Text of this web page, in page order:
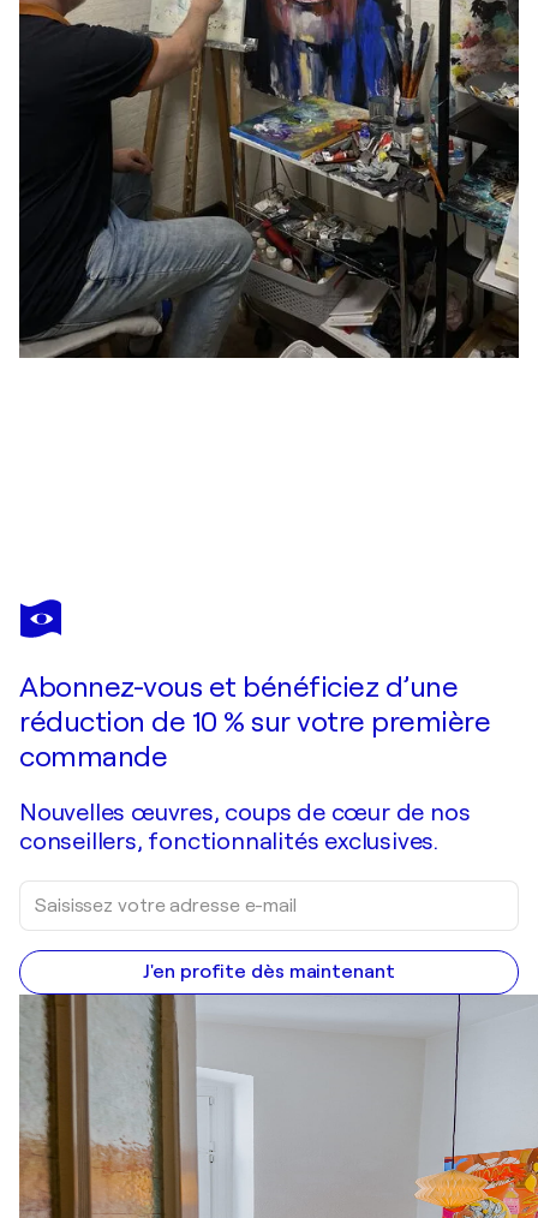
VOLODYMYR (VLADIMIR) NEZDIIMYNOHA (NEZDIYMYNOGA)
Manhattan at night 2
Abonnez-vous et bénéficiez d’une
réduction de 10 % sur votre première
commande
Nouvelles œuvres, coups de cœur de nos
conseillers, fonctionnalités exclusives.
J'en profite dès maintenant